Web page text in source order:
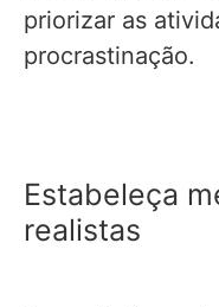
priorizar as
procrastinação.
Estabeleça
realistas